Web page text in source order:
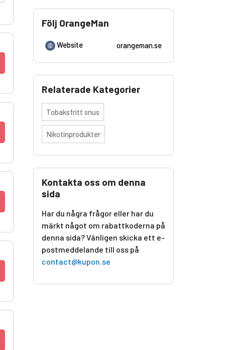
Följ OrangeMan
Website orangeman.se
Relaterade Kategorier
Tobaksfritt snus
Nikotinprodukter
Kontakta oss om denna
sida
Har du några frågor eller har du
märkt något om rabattkoderna på
denna sida? Vänligen skicka ett e-
postmeddelande till oss på
contact@kupon.se